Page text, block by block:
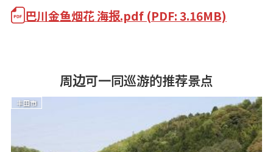
巴川金鱼烟花 海报.pdf (PDF: 3.16MB)
周边可一同巡游的推荐景点
丰田市